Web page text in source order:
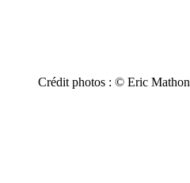
Crédit photos : © Eric